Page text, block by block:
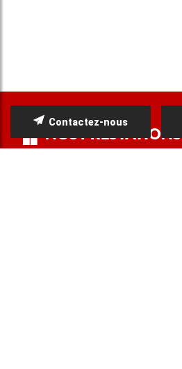
NOS PRESTATIONS
Contactez-nous